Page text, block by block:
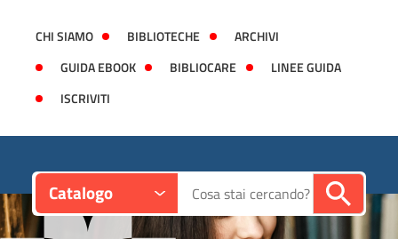
CHI SIAMO BIBLIOTECHE
ARCHIVI
GUIDA EBOOK
BIBLIOCARE
LINEE GUIDA
ISCRIVITI
Catalogo Cerca su "Catalogo"